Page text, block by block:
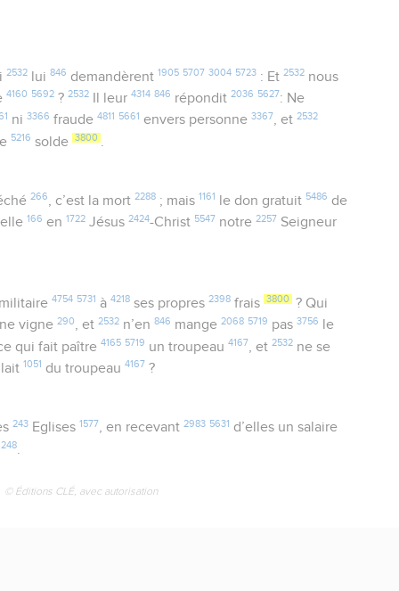
2532lui 846 demandèrent 1905 5707 3004 5723: Et 2532nous
4160 5692 ?2532 Il leur4314 846 répondit2036 5627: Ne
ni3366 fraude4811 5661 envers personne3367, et2532
5216 solde 3800
266, c’est la mort 2288; mais 1161 le don gratuit 5486 de
166 en 1722 Jésus2424-Christ 5547 notre2257 Seigneur
4754 5731 à 4218ses propres 2398frais 3800 ? Qui
vigne290, et2532 n’en846 mange2068 5719 pas3756
le
qui fait paître4165 5719 un troupeau4167 , et2532 ne se
lait 1051 du troupeau4167 ?
243Eglises 1577, en recevant 2983 5631 d’elles un salaire
© Éditions CLÉ, avec autorisation